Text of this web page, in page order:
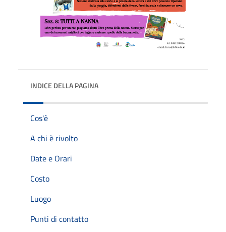
INDICE DELLA PAGINA
Cos'è
A chi è rivolto
Date e Orari
Costo
Luogo
Punti di contatto